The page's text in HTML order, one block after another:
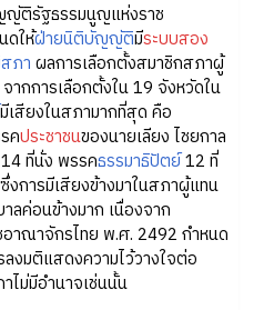
ญัติรัฐธรรมนูญแห่งราช
ดให้ฝ่ายนิติบัญญัติมีระบบสอง
ภาผลการเลือกตั้งสมาชิกสภาผู้
กการเลือกตั้งใน 19 จังหวัดใน
มีเสียงในสภามากที่สุด คือ
คประชาชนของนายเลียง ไชยกาล
14 ที่นั่ง พรรคธรรมาธิปัตย์12 ที่
การมีเสียงข้างมาในสภาผู้แทน
ค่อนข้างมาก เนื่องจาก
ณาจักรไทย พ.ศ. 2492 กำหนด
งมติแสดงความไว้วางใจต่อ
ไม่มีอำนาจเช่นนั้น